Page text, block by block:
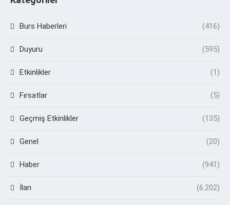
Burs Haberleri (416)
Duyuru (595)
Etkinlikler (1)
Fırsatlar (5)
Geçmiş Etkinlikler (135)
Genel (20)
Haber (941)
İlan (6.202)